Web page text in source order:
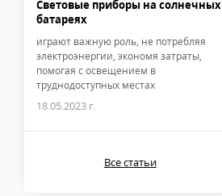
Световые приборы на солнечных
батареях
играют важную роль, не потребляя
электроэнергии, экономя затраты,
помогая с освещением в
труднодоступных местах
18.05.2023 г.
Все статьи